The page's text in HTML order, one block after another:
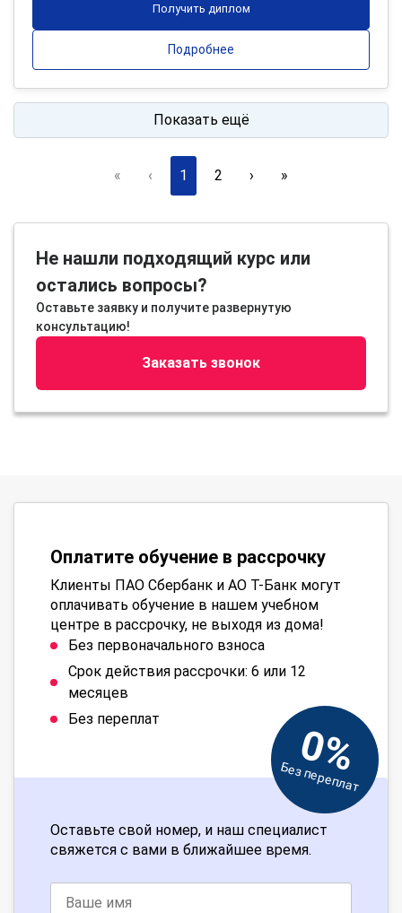
Получить диплом
Подробнее
Показать ещё
« ‹ 1 2 › »
Не нашли подходящий курс или
остались вопросы?
Оставьте заявку и получите развернутую
консультацию!
Заказать звонок
Оплатите обучение в рассрочку
Клиенты ПАО Сбербанк и АО Т-Банк могут
оплачивать обучение в нашем учебном
центре в рассрочку, не выходя из дома!
Без первоначального взноса
Срок действия рассрочки: 6 или 12
месяцев
Без переплат
0%
Без переплат
Оставьте свой номер, и наш специалист
свяжется с вами в ближайшее время.